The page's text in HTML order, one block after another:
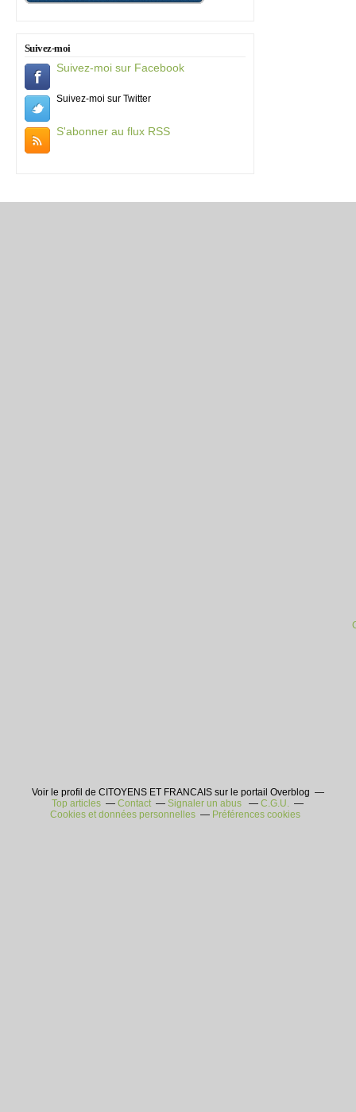
Suivez-moi
Suivez-moi sur Facebook
Suivez-moi sur Twitter
S'abonner au flux RSS
Voir le profil de CITOYENS ET FRANCAIS sur le portail Overblog
Top articles
Contact Signaler un abus
C.G.U.
Cookies et données personnelles
Préférences cookies